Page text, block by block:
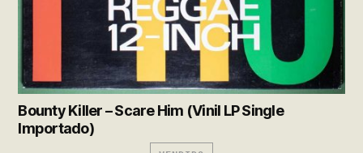
Bounty Killer – Scare Him (Vinil LP Single
Importado)